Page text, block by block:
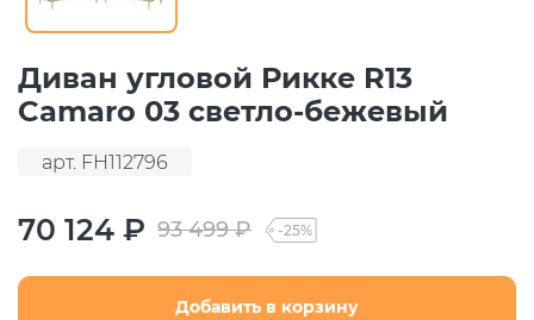
Диван угловой Рикке R13
Camaro 03 светло-бежевый
арт. FH112796
70 124 ₽ 93 499 ₽ -25%
Добавить в корзину